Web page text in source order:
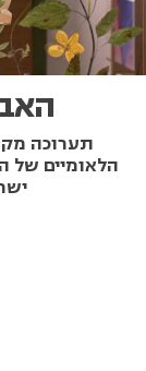
תערוכה
הלאומיים של